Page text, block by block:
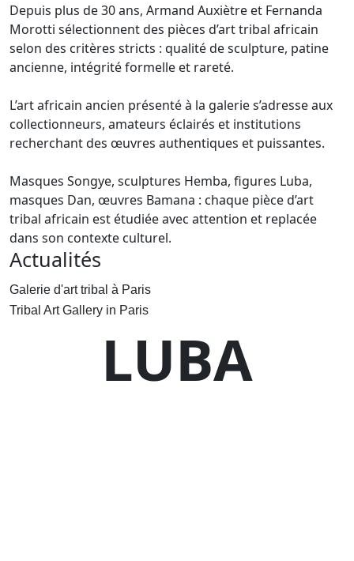
Depuis plus de 30 ans, Armand Auxiètre et Fernanda
Morotti sélectionnent des pièces d’art tribal africain
selon des critères stricts : qualité de sculpture, patine
ancienne, intégrité formelle et rareté.
L’art africain ancien présenté à la galerie s’adresse aux
collectionneurs, amateurs éclairés et institutions
recherchant des œuvres authentiques et puissantes.
Masques Songye, sculptures Hemba, figures Luba,
masques Dan, œuvres Bamana : chaque pièce d’art
tribal africain est étudiée avec attention et replacée
dans son contexte culturel.
Actualités
Galerie d'art tribal à Paris
Tribal Art Gallery in Paris
LUBA